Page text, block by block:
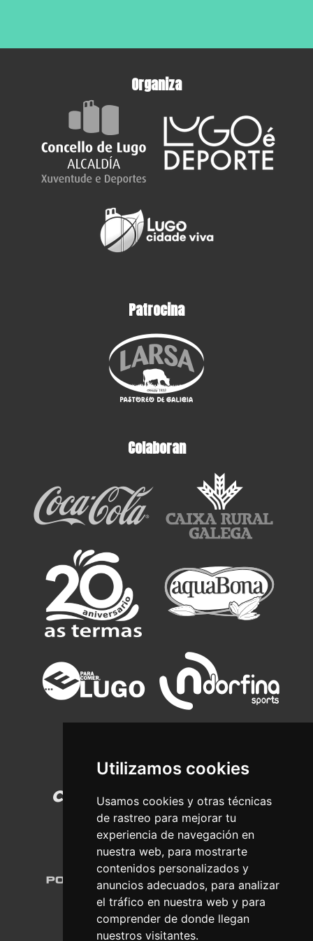
Utilizamos cookies
Usamos cookies y otras técnicas
de rastreo para mejorar tu
experiencia de navegación en
nuestra web, para mostrarte
contenidos personalizados y
anuncios adecuados, para analizar
el tráfico en nuestra web y para
comprender de donde llegan
nuestros visitantes.
Organiza
Patrocina
Colaboran